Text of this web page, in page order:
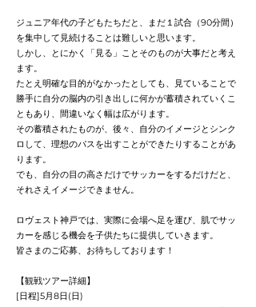
ジュニア年代の子どもたちだと、まだ１試合（90分間）
を集中して見続けることは難しいと思います。
しかし、とにかく「見る」ことそのものが大事だと考え
ます。
たとえ明確な目的がなかったとしても、見ていることで
勝手に自分の脳内の引き出しに何かが蓄積されていくこ
ともあり、間違いなく幅は広がります。
その蓄積されたものが、後々、自分のイメージとシンク
ロして、理想のパスを出すことができたりすることがあ
ります。
でも、自分の目の高さだけでサッカーをするだけだと、
それさえイメージできません。
ロヴェスト神戸では、実際に会場へ足を運び、肌でサッ
カーを感じる機会を子供たちに提供していきます。
皆さまのご応募、お待ちしております ！
【観戦ツアー詳細】
[日程]5月8日(日)